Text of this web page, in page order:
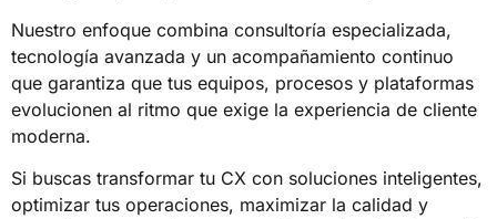
Nuestro enfoque combina consultoría especializada,
tecnología avanzada y un acompañamiento continuo
que garantiza que tus equipos, procesos y plataformas
evolucionen al ritmo que exige la experiencia de cliente
moderna.
Si buscas transformar tu CX con soluciones inteligentes,
optimizar tus operaciones, maximizar la calidad y